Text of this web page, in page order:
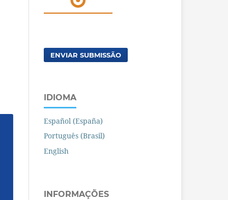
ENVIAR SUBMISSÃO
IDIOMA
Español (España)
Português (Brasil)
English
INFORMAÇÕES